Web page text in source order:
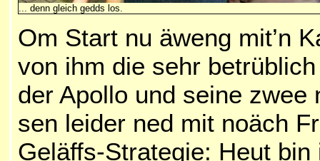
... denn gleich gedds los.
Om Start nu äweng mit’n
von ihm die sehr
der Apollo und seine
sen leider ned mit noäch
Geläffs-Strategie: Heut